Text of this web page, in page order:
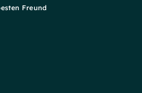
Freund